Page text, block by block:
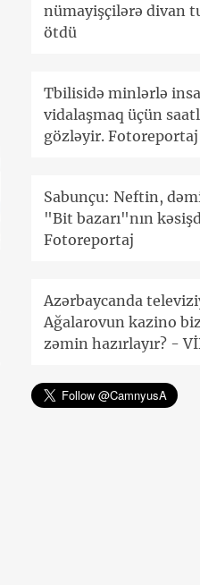
nümayişçilərə divan
ötdü
Tbilisidə minlərlə
vidalaşmaq üçün
gözləyir. Fotoreportaj
Sabunçu: Neftin,
"Bit bazarı"nın
Fotoreportaj
Azərbaycanda
Ağalarovun kazino
zəmin hazırlayır? -